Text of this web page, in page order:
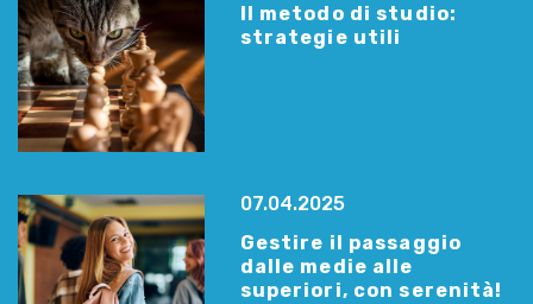
Il metodo di studio:
strategie utili
07.04.2025
Gestire il passaggio
dalle medie alle
superiori, con serenità!